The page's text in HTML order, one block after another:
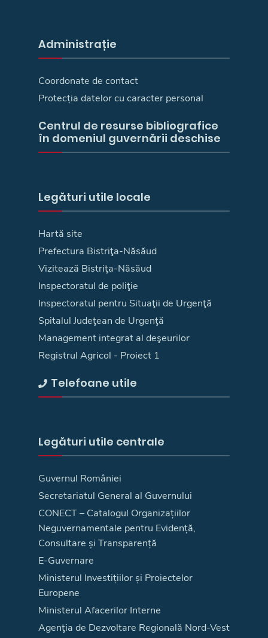
Administrație
Coordonate de contact
Protecția datelor cu caracter personal
Centrul de resurse bibliografice
în domeniul guvernării deschise
Legături utile locale
Hartă site
Prefectura Bistriţa-Năsăud
Vizitează Bistriţa-Năsăud
Inspectoratul de poliţie
Inspectoratul pentru Situaţii de Urgenţă
Spitalul Judeţean de Urgenţă
Management integrat al deşeurilor
Registrul Agricol - Proiect 1
Telefoane utile
Legături utile centrale
Guvernul României
Secretariatul General al Guvernului
CONECT – Catalogul Organizațiilor
Neguvernamentale pentru Evidență,
Consultare și Transparență
E-Guvernare
Ministerul Investițiilor și Proiectelor
Europene
Ministerul Afacerilor Interne
Agenţia de Dezvoltare Regională Nord-Vest